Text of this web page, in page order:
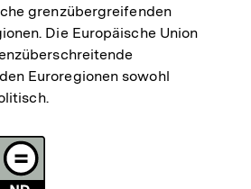
grenzübergreifenden
Die Europäische Union
Euroregionen sowohl